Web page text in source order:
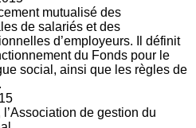
mutualisé des
de salariés et des
d’employeurs. Il définit
du Fonds pour le
social, ainsi que les règles de
de gestion du